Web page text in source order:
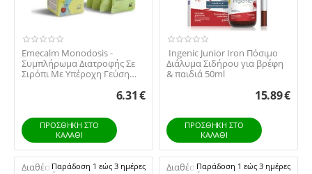
Emecalm Monodosis -
Συμπλήρωμα Διατροφής Σε
Σιρόπι Με Υπέρoχη Γεύση
6.31€
ΠΡΟΣΘΉΚΗ ΣΤΟ
ΚΑΛΆΘΙ
Διάλυμα Σιδήρου για βρέφη
& παιδιά 50ml
15.89€
ΠΡΟΣΘΉΚΗ ΣΤΟ
ΚΑΛΆΘΙ
Διαθέσιμο:Παράδοση 1 εώς 3 ημέρες Διαθέσιμο:Παράδοση 1 εώς 3 ημέρες